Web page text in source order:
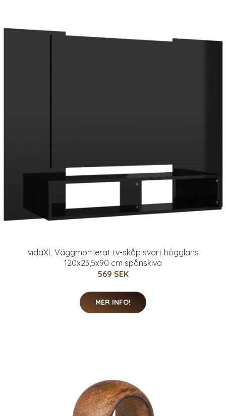
vidaXL Väggmonterat tv-skåp svart högglans
120x23,5x90 cm spånskiva
569 SEK
MER INFO!